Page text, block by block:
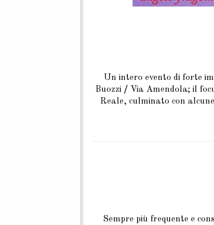
Un intero evento di forte
Buozzi/ Via Amendola; il
Reale, culminato con
Sempre più frequente e